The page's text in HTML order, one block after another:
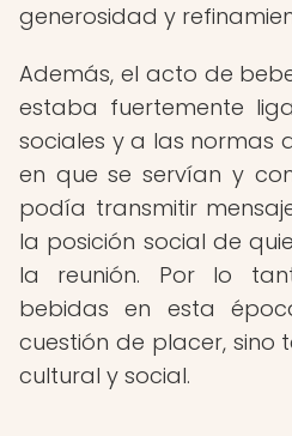
generosidad y
Además, el acto de
estaba fuertemente
sociales y a las normas
en que se servían y
podía transmitir
la posición social de
la reunión. Por lo
bebidas en esta
cuestión de placer, sino
cultural y social.